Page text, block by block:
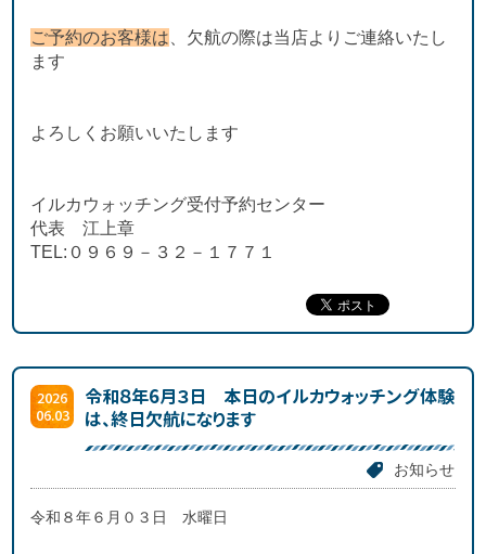
ご予約のお客様は 、欠航の際は当店よりご連絡いたし
ます
よろしくお願いいたします
イルカウォッチング受付予約センター
代表 江上章
TEL:０９６９－３２－１７７１
2026
06.03
令和８年6月３日 本日のイルカウォッチング体験
は、終日欠航になります
お知らせ
令和８年６月０３日 水曜日